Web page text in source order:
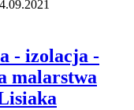
- izolacja -
malarstwa